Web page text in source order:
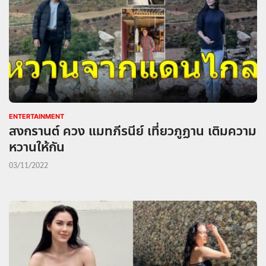
ENTERTAINMENT
สงกรานต์ ควง แมทภีรนีย์ เที่ยวภูฏาน เติมความ
หวานให้กัน
03/11/2022